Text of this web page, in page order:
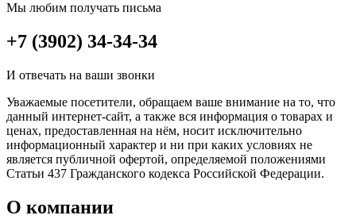
Мы любим получать письма
+7 (3902) 34-34-34
И отвечать на ваши звонки
Уважаемые посетители, обращаем ваше внимание на то, что
данный интернет-сайт, а также вся информация о товарах и
ценах, предоставленная на нём, носит исключительно
информационный характер и ни при каких условиях не
является публичной офертой, определяемой положениями
Статьи 437 Гражданского кодекса Российской Федерации.
О компании